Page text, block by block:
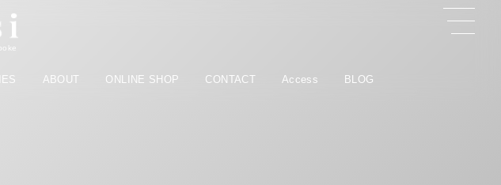
ABOUT ONLINE SHOP CONTACT Access BLOG